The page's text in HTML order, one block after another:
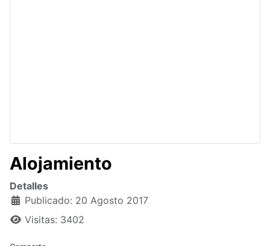
Alojamiento
Detalles
Publicado: 20 Agosto 2017
Visitas: 3402